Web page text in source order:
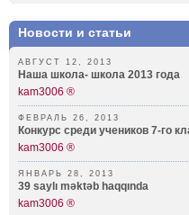
Новости и статьи
АВГУСТ 12, 2013
Наша школа- школа 2013 года
kam3006 ®
ФЕВРАЛЬ 26, 2013
Конкурс среди учеников 7-го
kam3006 ®
ЯНВАРЬ 28, 2013
39 saylı məktəb haqqında
kam3006 ®